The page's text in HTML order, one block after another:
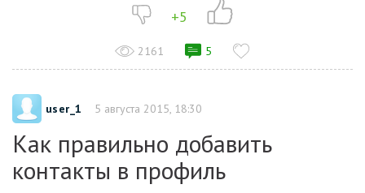
+5
2161 5
user_1 5 августа 2015, 18:30
Как правильно добавить
контакты в профиль